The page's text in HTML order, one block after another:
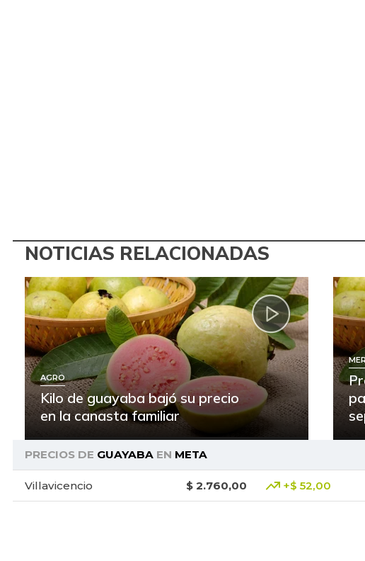
NOTICIAS RELACIONADAS
AGRO
Kilo de guayaba bajó su precio
en la canasta familiar
PRECIOS DE GUAYABAEN META
Villavicencio $ 2.760,00 +$ 52,00